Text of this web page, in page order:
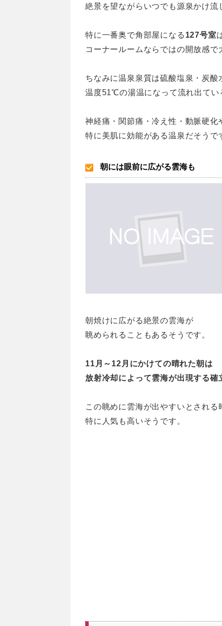
絶景を望ながらいつでも源泉かけ流
特に一番奥で角部屋になる 127号室
コーナールームならではの開放感で
ちなみに温泉泉質は硫酸塩泉・炭酸
温度51℃の湯温になって流れ出てい
神経痛・関節痛・冷え性・動脈硬化
特に美肌に効能がある温泉だそうで
朝には眼前に広がる雲海も
朝焼けに広がる絶景の雲海が
眺められることもあるそうです。
11月～12月にかけての晴れた朝は
放射冷却によって雲海が出現する確
この眺めに雲海が出やすいとされる
特に人気も高いそうです。